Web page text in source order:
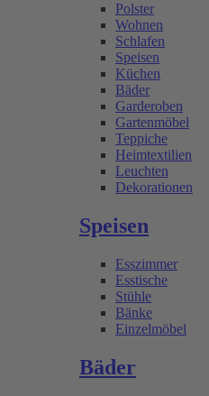
Polster
Wohnen
Schlafen
Speisen
Küchen
Bäder
Garderoben
Gartenmöbel
Teppiche
Heimtextilien
Leuchten
Dekorationen
Speisen
Esszimmer
Esstische
Stühle
Bänke
Einzelmöbel
Bäder